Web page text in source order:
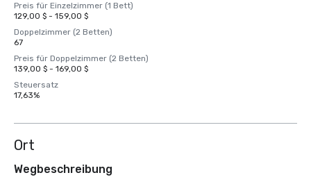
Preis für Einzelzimmer (1 Bett)
129,00 $ - 159,00 $
Doppelzimmer (2 Betten)
67
Preis für Doppelzimmer (2 Betten)
139,00 $ - 169,00 $
Steuersatz
17,63%
Ort
Wegbeschreibung